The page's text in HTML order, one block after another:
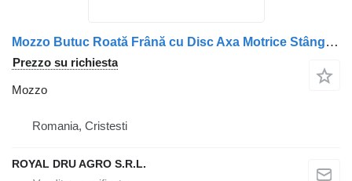
Mozzo Butuc Roată Frână cu Disc Axa Motrice Stânga per camion Renault – 7422105673
Prezzo su richiesta
Mozzo
Romania, Cristesti
ROYAL DRU AGRO S.R.L.